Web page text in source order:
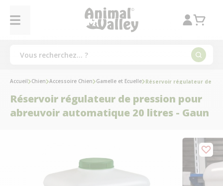
Accueil Chien Accessoire Chien Gamelle et Ecuelle Réservoir régulateur de
Réservoir régulateur de pression pour
abreuvoir automatique 20 litres - Gaun